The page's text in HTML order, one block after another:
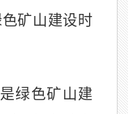
矿山建设时
绿色矿山建